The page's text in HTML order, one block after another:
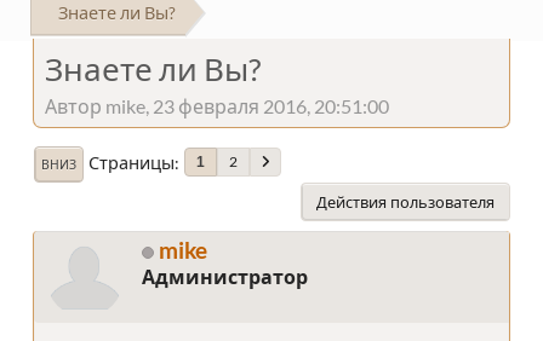
Знаете ли Вы?
Знаете ли Вы?
Автор mike, 23 февраля 2016, 20:51:00
ВНИЗ Страницы 1 2
Действия пользователя
mike
Администратор